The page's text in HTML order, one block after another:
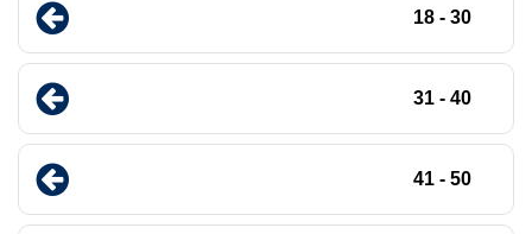
30 - 18
40 - 31
50 - 41